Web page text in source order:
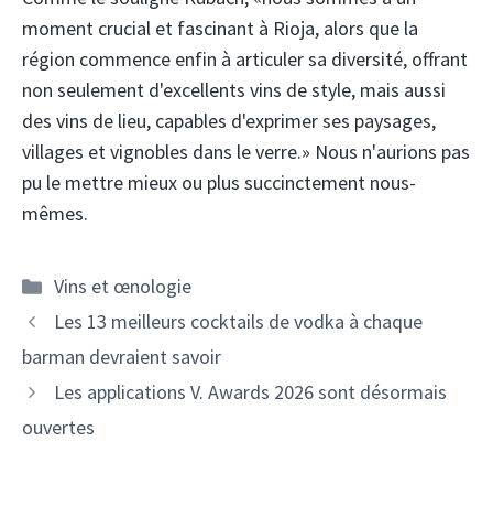
moment crucial et fascinant à Rioja, alors que la
région commence enfin à articuler sa diversité, offrant
non seulement d'excellents vins de style, mais aussi
des vins de lieu, capables d'exprimer ses paysages,
villages et vignobles dans le verre.» Nous n'aurions pas
pu le mettre mieux ou plus succinctement nous-
mêmes.
Catégories
Vins et œnologie
Navigation
des
Les 13 meilleurs cocktails de vodka à chaque
barman devraient savoir
Les applications V. Awards 2026 sont désormais
ouvertes